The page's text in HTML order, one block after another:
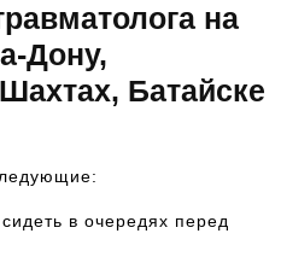
на
Дону,
Батайске
в очередях перед